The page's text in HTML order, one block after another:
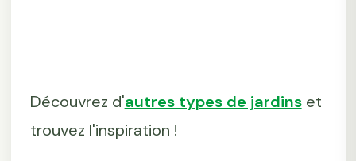
Découvrez d'autres types de jardinset
trouvez l'inspiration !